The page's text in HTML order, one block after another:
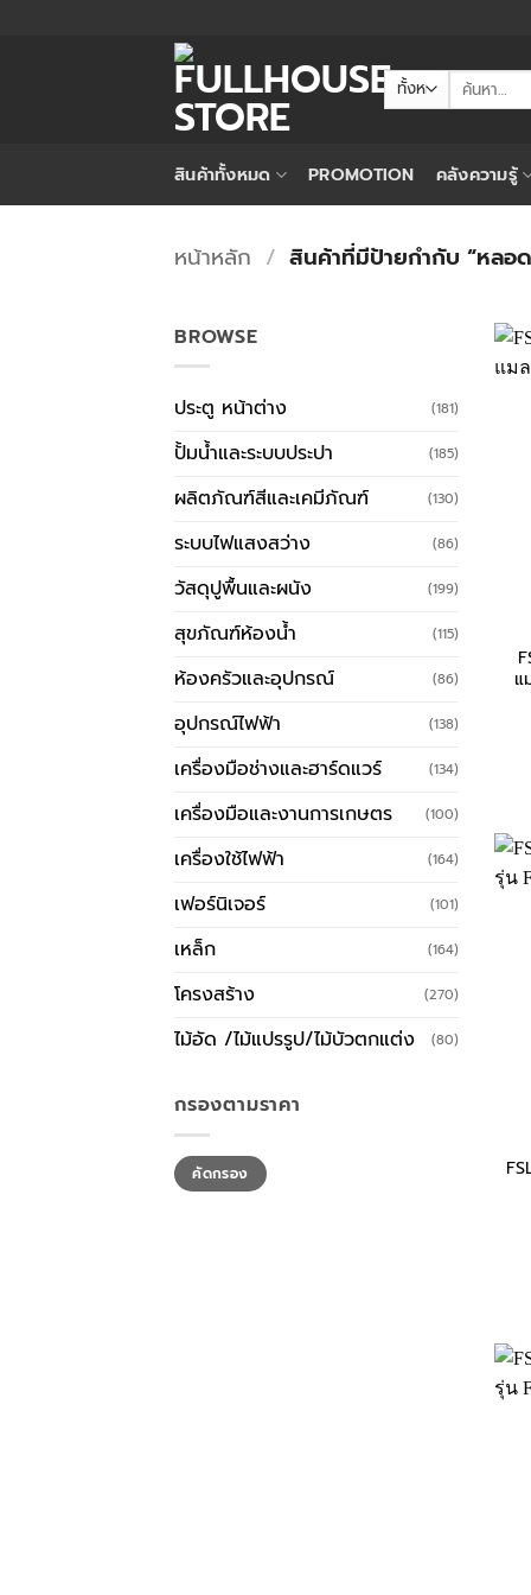
ค้นหา:
สินค้าทั้งหมด PROMOTION คลังความรู้
หน้าหลัก / สินค้าที่มีป้ายกำกับ “หลอด
BROWSE
ประตู หน้าต่าง (181)
ปั้มน้ำและระบบประปา (185)
ผลิตภัณฑ์สีและเคมีภัณฑ์ (130)
ระบบไฟแสงสว่าง (86)
วัสดุปูพื้นและผนัง (199)
สุขภัณฑ์ห้องน้ำ (115)
ห้องครัวและอุปกรณ์ (86)
อุปกรณ์ไฟฟ้า (138)
เครื่องมือช่างและฮาร์ดแวร์ (134)
เครื่องมือและงานการเกษตร (100)
เครื่องใช้ไฟฟ้า (164)
เฟอร์นิเจอร์ (101)
เหล็ก (164)
โครงสร้าง (270)
ไม้อัด /ไม้แปรรูป/ไม้บัวตกแต่ง (80)
กรองตามราคา
ราคา
ต่ำ
สุด
ราคา
สูงสุดคัดกรอง
แ